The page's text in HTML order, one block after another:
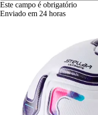
Este campo é obrigatório
Enviado em 24 horas